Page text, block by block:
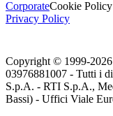
CorporateCookie Policy
Privacy Policy
Copyright © 1999-2026
03976881007 - Tutti i
S.p.A. - RTI S.p.A.,
Bassi) - Uffici Viale